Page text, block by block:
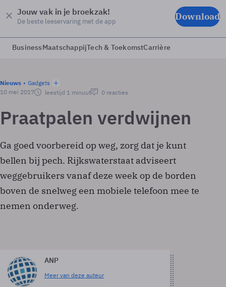
Jouw vak in je broekzak!
De beste leeservaring met de app Download
BusinessMaatschappijTech & ToekomstCarrière
Nieuws
Gadgets
10 mei 2017
leestijd 1 minuut 0 reacties
Praatpalen verdwijnen
Ga goed voorbereid op weg, zorg dat je kunt
bellen bij pech. Rijkswaterstaat adviseert
weggebruikers vanaf deze week op de borden
boven de snelweg een mobiele telefoon mee te
nemen onderweg.
ANP
Meer van deze auteur